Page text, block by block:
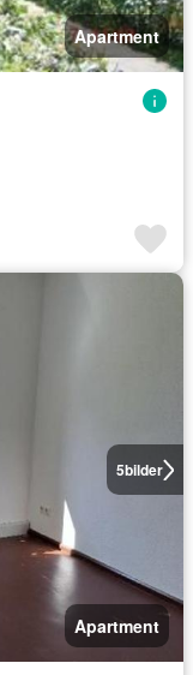
Apartment
5bilder
Apartment